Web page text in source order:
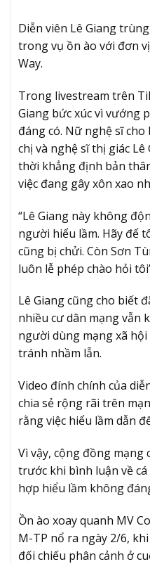
Diễn viên Lê Giang
trong vụ ồn ào với đơn
Way.
Trong livestream trên
Giang bức xúc vì vướng
đáng có. Nữ nghệ sĩ
chị và nghệ sĩ thị giác
thời khẳng định bản
việc đang gây xôn xao
“Lê Giang này không
người hiểu lầm. Hãy để
cũng bị chửi. Còn Sơn
luôn lễ phép chào hỏi
Lê Giang cũng cho biết
nhiều cư dân mạng vẫn
người dùng mạng xã
tránh nhầm lẫn.
Video đính chính của
chia sẻ rộng rãi trên
rằng việc hiểu lầm dẫn
Vì vậy, cộng đồng
trước khi bình luận về
hợp hiểu lầm không
Ồn ào xoay quanh MV
M-TP nổ ra ngày 2/6,
đối chiếu phân cảnh ở